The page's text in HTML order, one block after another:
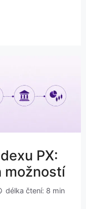
PX:
možností
délka čtení: 8 min